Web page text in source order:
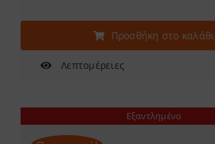
Προσθήκη στο καλάθι
Λεπτομέρειες
Εξαντλημένο